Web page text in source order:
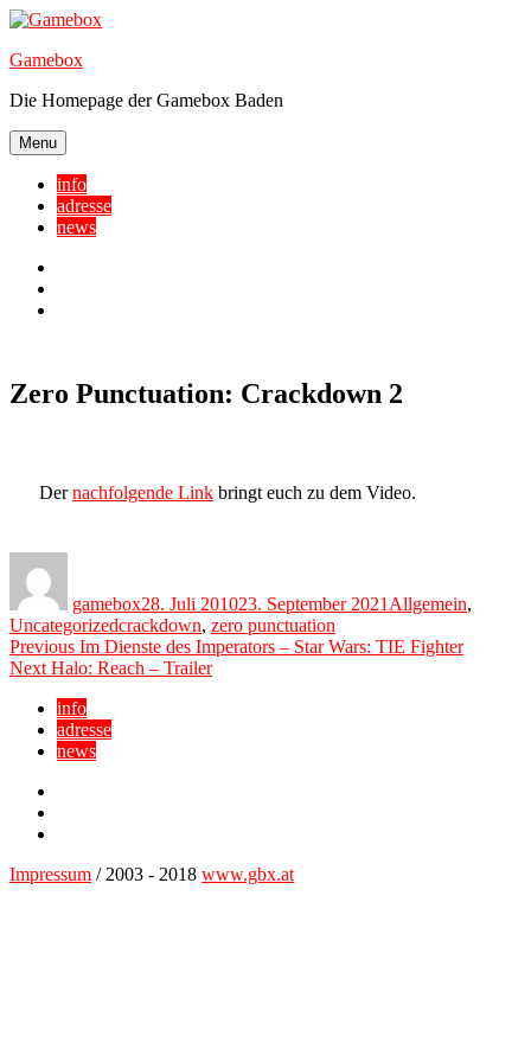
Skip
content
Gamebox
Die Homepage der Gamebox Baden
Menu
info
adresse
news
Zero Punctuation: Crackdown 2
Dernachfolgende Link bringt euch zu dem Video.
gamebox28. Juli 201023. September 2021 Allgemein,
UncategorizedTags
crackdown, zero punctuation
Beitragsnavigation
Previous Previous
post:
Im Dienste des Imperators – Star Wars: TIE Fighter
Next Next
Halo: Reach – Trailer
info
adresse
news
Impressum / 2003 - 2018 www.gbx.at